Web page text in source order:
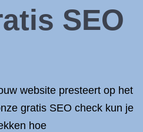
SEO
website presteert op het
gratis SEO check kun je
hoe